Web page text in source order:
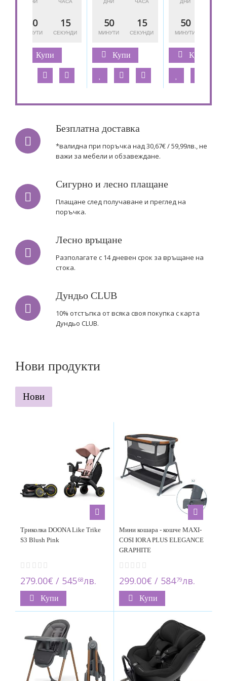
50 15
Купи
50 15
Купи
50
Купи
Безплатна доставка
*валидна при поръчка над 30,67€ / 59,99лв., не
важи за мебели и обзавеждане.
Сигурно и лесно плащане
Плащане след получаване и преглед на
поръчка.
Лесно връщане
Разполагате с 14 дневен срок за връщане на
стока.
Дундьо CLUB
10% отстъпка от всяка своя покупка с карта
Дундьо CLUB.
Нови продукти
Нови
Триколка DOONA Like Trike
S3 Blush Pink
279.00€ / 54568лв.
Купи
Мини кошара - кошче MAXI-
COSI IORA PLUS ELEGANCE
GRAPHITE
299.00€ / 58479лв.
Купи